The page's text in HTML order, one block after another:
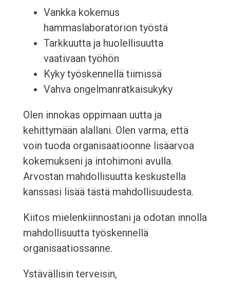
Vankka kokemus
hammaslaboratorion työstä
Tarkkuutta ja huolellisuutta
vaativaan työhön
Kyky työskennellä tiimissä
Vahva ongelmanratkaisukyky
Olen innokas oppimaan uutta ja
kehittymään alallani. Olen varma, että
voin tuoda organisaatioonne lisäarvoa
kokemukseni ja intohimoni avulla.
Arvostan mahdollisuutta keskustella
kanssasi lisää tästä mahdollisuudesta.
Kiitos mielenkiinnostani ja odotan innolla
mahdollisuutta työskennellä
organisaatiossanne.
Ystävällisin terveisin,